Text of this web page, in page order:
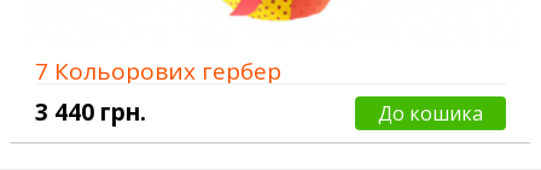
7 Кольорових гербер
3 440 грн.
До кошика